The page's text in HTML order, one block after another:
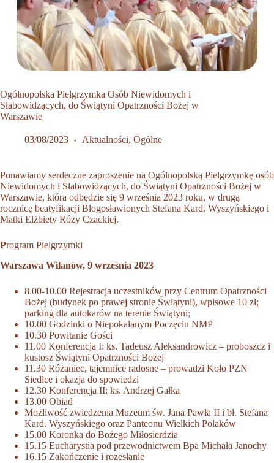
Ogólnopolska Pielgrzymka Osób Niewidomych i
Słabowidzących, do Świątyni Opatrzności Bożej w
Warszawie
03/08/2023 Aktualności, Ogólne
Ponawiamy serdeczne zaproszenie na Ogólnopolską Pielgrzymkę osób
Niewidomych i Słabowidzących, do Świątyni Opatrzności Bożej w
Warszawie, która odbędzie się 9 września 2023 roku, w drugą
rocznicę beatyfikacji Błogosławionych Stefana Kard. Wyszyńskiego i
Matki Elżbiety Róży Czackiej.
Program Pielgrzymki
Warszawa Wilanów, 9 września 2023
8.00-10.00 Rejestracja uczestników przy Centrum Opatrzności
Bożej (budynek po prawej stronie Świątyni), wpisowe 10 zł;
parking dla autokarów na terenie Świątyni;
10.00 Godzinki o Niepokalanym Poczęciu NMP
10.30 Powitanie Gości
11.00 Konferencja I: ks. Tadeusz Aleksandrowicz – proboszcz i
kustosz Świątyni Opatrzności Bożej
11.30 Różaniec, tajemnice radosne – prowadzi Koło PZN
Siedlce i okazja do spowiedzi
12.30 Konferencja II: ks. Andrzej Gałka
13.00 Obiad
Możliwość zwiedzenia Muzeum św. Jana Pawła II i bł. Stefana
Kard. Wyszyńskiego oraz Panteonu Wielkich Polaków
15.00 Koronka do Bożego Miłosierdzia
15.15 Eucharystia pod przewodnictwem Bpa Michała Janochy
16.15 Zakończenie i rozesłanie